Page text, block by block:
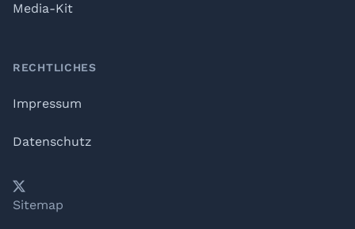
Media-Kit
RECHTLICHES
Impressum
Datenschutz
YouTube
𝕏LinkedIn
Telegram
Sitemap